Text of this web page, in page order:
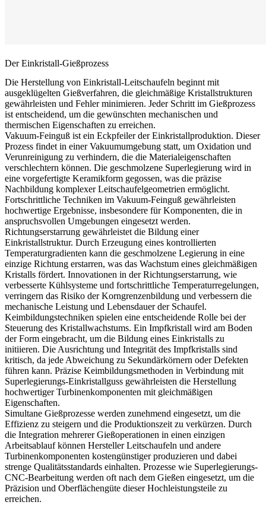
Der Einkristall-Gießprozess
Die Herstellung von Einkristall-Leitschaufeln beginnt mit
ausgeklügelten Gießverfahren, die gleichmäßige Kristallstrukturen
gewährleisten und Fehler minimieren. Jeder Schritt im Gießprozess
ist entscheidend, um die gewünschten mechanischen und
thermischen Eigenschaften zu erreichen.
Vakuum-Feinguß ist ein Eckpfeiler der Einkristallproduktion. Dieser
Prozess findet in einer Vakuumumgebung statt, um Oxidation und
Verunreinigung zu verhindern, die die Materialeigenschaften
verschlechtern können. Die geschmolzene Superlegierung wird in
eine vorgefertigte Keramikform gegossen, was die präzise
Nachbildung komplexer Leitschaufelgeometrien ermöglicht.
Fortschrittliche Techniken im Vakuum-Feinguß gewährleisten
hochwertige Ergebnisse, insbesondere für Komponenten, die in
anspruchsvollen Umgebungen eingesetzt werden.
Richtungserstarrung gewährleistet die Bildung einer
Einkristallstruktur. Durch Erzeugung eines kontrollierten
Temperaturgradienten kann die geschmolzene Legierung in eine
einzige Richtung erstarren, was das Wachstum eines gleichmäßigen
Kristalls fördert. Innovationen in derRichtungserstarrung, wie
verbesserte Kühlsysteme und fortschrittliche Temperaturregelungen,
verringern das Risiko der Korngrenzenbildung und verbessern die
mechanische Leistung und Lebensdauer der Schaufel.
Keimbildungstechniken spielen eine entscheidende Rolle bei der
Steuerung des Kristallwachstums. Ein Impfkristall wird am Boden
der Form eingebracht, um die Bildung eines Einkristalls zu
initiieren. Die Ausrichtung und Integrität des Impfkristalls sind
kritisch, da jede Abweichung zu Sekundärkörnern oder Defekten
führen kann. Präzise Keimbildungsmethoden in Verbindung mit
Superlegierungs-Einkristallguss gewährleisten die Herstellung
hochwertiger Turbinenkomponenten mit gleichmäßigen
Eigenschaften.
Simultane Gießprozesse werden zunehmend eingesetzt, um die
Effizienz zu steigern und die Produktionszeit zu verkürzen. Durch
die Integration mehrerer Gießoperationen in einen einzigen
Arbeitsablauf können Hersteller Leitschaufeln und andere
Turbinenkomponenten kostengünstiger produzieren und dabei
strenge Qualitätsstandards einhalten. Prozesse wie Superlegierungs-
CNC-Bearbeitung werden oft nach dem Gießen eingesetzt, um die
Präzision und Oberflächengüte dieser Hochleistungsteile zu
erreichen.